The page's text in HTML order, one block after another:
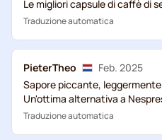
Le migliori capsule di caffè di
Traduzione automatica
PieterTheo
Feb. 2025
Sapore piccante,
Un'ottima alternativa a
Traduzione automatica